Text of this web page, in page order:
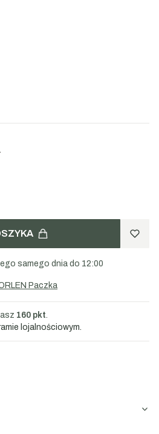
samego dnia do 12:00
Paczka
160 pkt.
lojalnościowym.